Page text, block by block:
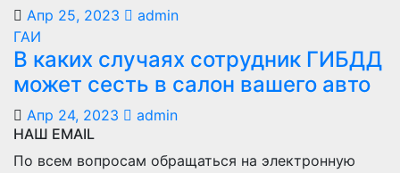
Апр 25, 2023
admin
ГАИ
В каких случаях сотрудник ГИБДД
может сесть в салон вашего авто
Апр 24, 2023
admin
НАШ EMAIL
По всем вопросам обращаться на электронную